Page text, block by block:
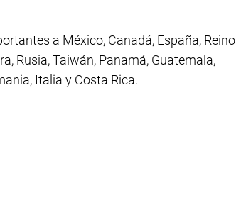
a México, Canadá, España, Reino
Rusia, Taiwán, Panamá, Guatemala,
Italia y Costa Rica.